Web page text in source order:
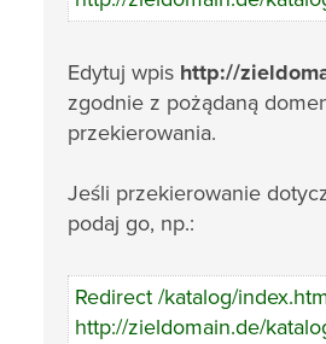
Edytuj wpis http://
zgodnie z pożądaną
przekierowania.
Jeśli przekierowanie
podaj go, np.:
Redirect /katalog/
http://zieldomain.de/